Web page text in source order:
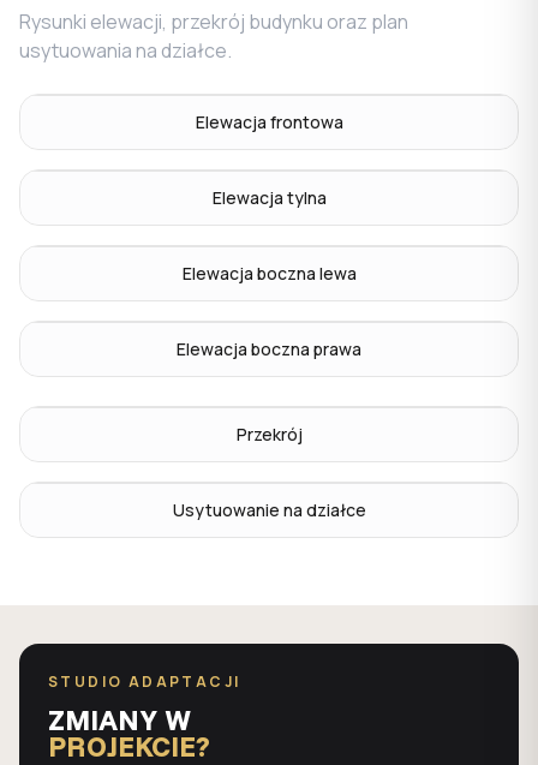
Rysunki elewacji, przekrój budynku oraz plan
usytuowania na działce.
Elewacja frontowa
Elewacja tylna
Elewacja boczna lewa
Elewacja boczna prawa
Przekrój
Usytuowanie na działce
STUDIO ADAPTACJI
ZMIANY W
PROJEKCIE?